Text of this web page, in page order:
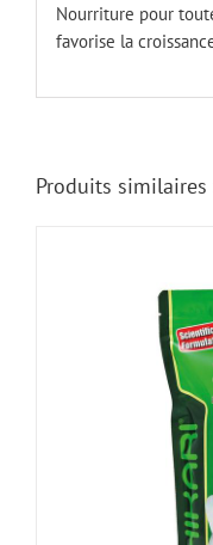
Nourriture pour
favorise la
Produits similaires